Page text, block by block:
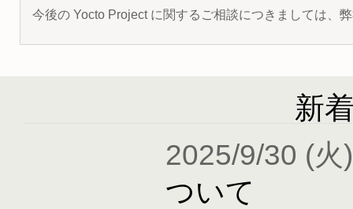
今後の Yocto Project に関するご相談につきましては、
新
2025/9/30 (火
ついて